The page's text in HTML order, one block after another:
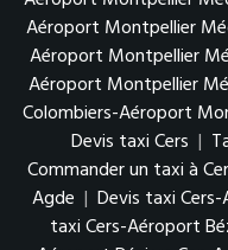
Aéroport Montpellier
Aéroport Montpellier
Aéroport Montpellier
Colombiers-Aéroport
Devis taxi Cers |
Commander un taxi à
Agde | Devis taxi
taxi Cers-Aéroport